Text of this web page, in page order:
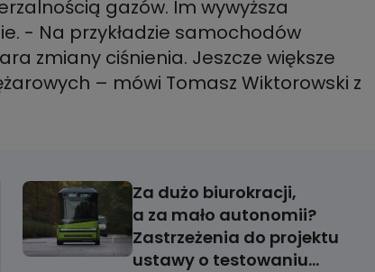
gazów. Im wywyższa
- Na przykładzie samochodów
zmiany ciśnienia. Jeszcze większe
– mówi Tomasz Wiktorowski z
Za dużo biurokracji,
a za mało autonomii?
Zastrzeżenia do projektu
ustawy o testowaniu